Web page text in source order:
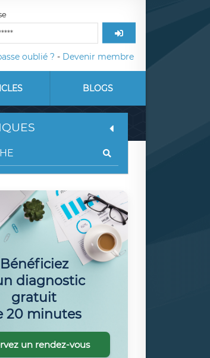
oublié ? - Devenir membre
BLOGS
Bénéficiez
diagnostic
gratuit
20 minutes
un rendez-vous